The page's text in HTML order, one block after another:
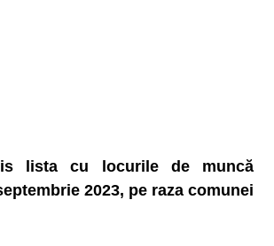
lista cu locurile de muncă
2023, pe raza comunei